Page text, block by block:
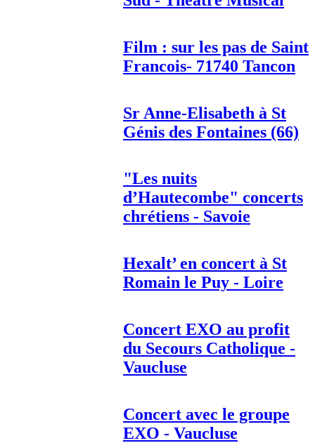
Film : sur les pas de Saint
Francois- 71740 Tancon
Sr Anne-Elisabeth à St
Génis des Fontaines (66)
"Les nuits
d’Hautecombe" concerts
chrétiens - Savoie
Hexalt’ en concert à St
Romain le Puy - Loire
Concert EXO au profit
du Secours Catholique -
Vaucluse
Concert avec le groupe
EXO - Vaucluse